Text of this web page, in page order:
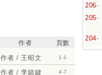
作者
頁數
作者 / 王昭文 1-1
作者 / 李鎮鍵 4-7
206-
205-
204-